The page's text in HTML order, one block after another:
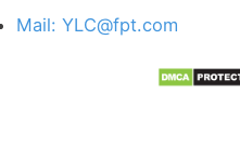
Mail: YLC@fpt.com